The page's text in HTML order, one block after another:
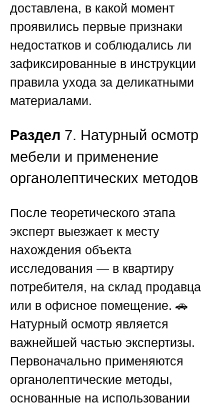
доставлена, в какой момент
проявились первые признаки
недостатков и соблюдались ли
зафиксированные в инструкции
правила ухода за деликатными
материалами.
Раздел 7. Натурный осмотр
мебели и применение
органолептических методов
После теоретического этапа
эксперт выезжает к месту
нахождения объекта
исследования — в квартиру
потребителя, на склад продавца
или в офисное помещение. 🚗
Натурный осмотр является
важнейшей частью экспертизы.
Первоначально применяются
органолептические методы,
основанные на использовании